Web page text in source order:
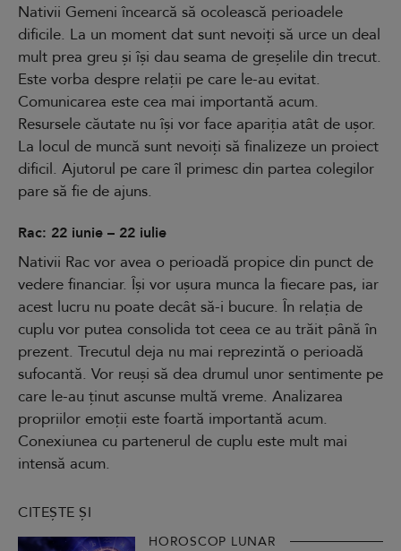
Nativii Gemeni încearcă să ocolească perioadele
dificile. La un moment dat sunt nevoiți să urce un deal
mult prea greu și își dau seama de greșelile din trecut.
Este vorba despre relații pe care le-au evitat.
Comunicarea este cea mai importantă acum.
Resursele căutate nu își vor face apariția atât de ușor.
La locul de muncă sunt nevoiți să finalizeze un proiect
dificil. Ajutorul pe care îl primesc din partea colegilor
pare să fie de ajuns.
Rac: 22 iunie – 22 iulie
Nativii Rac vor avea o perioadă propice din punct de
vedere financiar. Își vor ușura munca la fiecare pas, iar
acest lucru nu poate decât să-i bucure. În relația de
cuplu vor putea consolida tot ceea ce au trăit până în
prezent. Trecutul deja nu mai reprezintă o perioadă
sufocantă. Vor reuși să dea drumul unor sentimente pe
care le-au ținut ascunse multă vreme. Analizarea
propriilor emoții este foartă importantă acum.
Conexiunea cu partenerul de cuplu este mult mai
intensă acum.
CITEȘTE ȘI
HOROSCOP LUNAR